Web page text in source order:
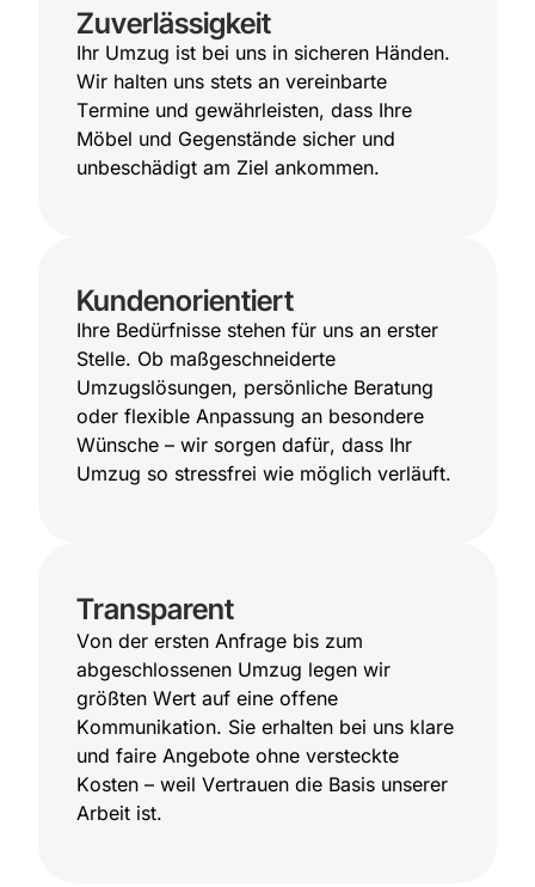
Zuverlässigkeit
Ihr Umzug ist bei uns in sicheren Händen.
Wir halten uns stets an vereinbarte
Termine und gewährleisten, dass Ihre
Möbel und Gegenstände sicher und
unbeschädigt am Ziel ankommen.
Kundenorientiert
Ihre Bedürfnisse stehen für uns an erster
Stelle. Ob maßgeschneiderte
Umzugslösungen, persönliche Beratung
oder flexible Anpassung an besondere
Wünsche – wir sorgen dafür, dass Ihr
Umzug so stressfrei wie möglich verläuft.
Transparent
Von der ersten Anfrage bis zum
abgeschlossenen Umzug legen wir
größten Wert auf eine offene
Kommunikation. Sie erhalten bei uns klare
und faire Angebote ohne versteckte
Kosten – weil Vertrauen die Basis unserer
Arbeit ist.